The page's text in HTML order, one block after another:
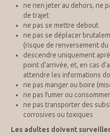
ne rien jeter au dehors, ne
de trajet
ne pas se mettre debout
ne pas se déplacer
(risque de renversement du
descendre uniquement
point d’arrivée, et, en cas
attendre les informations
ne pas manger ou boire
ne pas fumer ou
ne pas transporter des
corrosives ou toxiques
Les adultes doivent